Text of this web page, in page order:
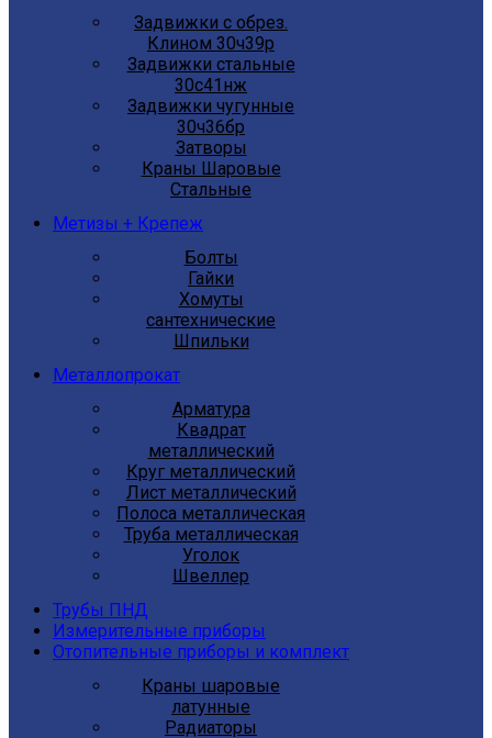
Задвижки с обрез.
Клином 30ч39р
Задвижки стальные
30с41нж
Задвижки чугунные
30ч36бр
Затворы
Краны Шаровые
Стальные
Метизы + Крепеж
Болты
Гайки
Хомуты
сантехнические
Шпильки
Металлопрокат
Арматура
Квадрат
металлический
Круг металлический
Лист металлический
Полоса металлическая
Труба металлическая
Уголок
Швеллер
Трубы ПНД
Измерительные приборы
Отопительные приборы и комплект
Краны шаровые
латунные
Радиаторы